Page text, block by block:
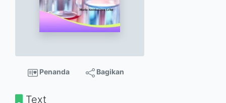
Penanda Bagikan
Text